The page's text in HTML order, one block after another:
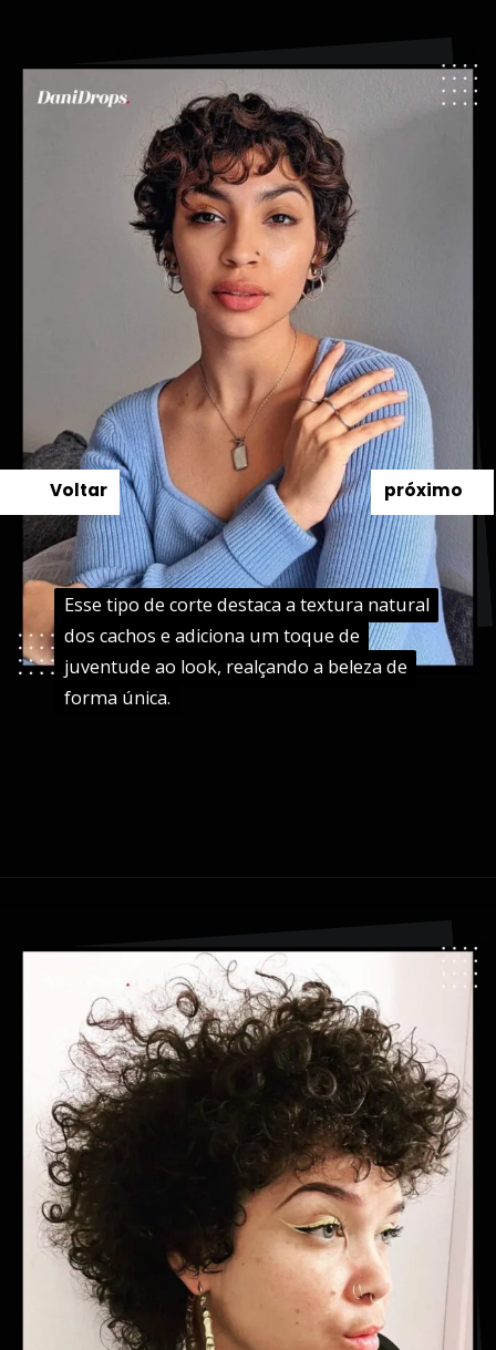
Esse tipo de corte destaca a textura natural
dos cachos e adiciona um toque de
juventude ao look, realçando a beleza de
forma única.
Esse tipo de corte destaca a textura natural
dos cachos e adiciona um toque de
juventude ao look, realçando a beleza de
forma única.
próximo
Voltar